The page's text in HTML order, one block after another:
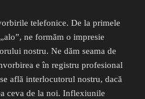
telefonice. De la primele
ne formăm o impresie
nostru. Ne dăm seama de
e în registru profesional
află interlocutorul nostru, dacă
ceva de la noi. Inflexiunile